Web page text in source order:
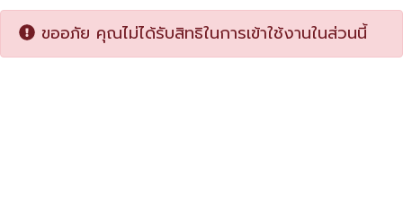
ขออภัย คุณไม่ได้รับสิทธิในการเข้าใช้งานในส่วนนี้